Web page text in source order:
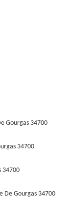
Gourgas 34700
34700
34700
De Gourgas 34700